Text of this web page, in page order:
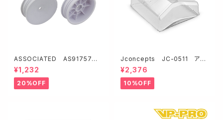
ASSOCIATED AS91757 2
WDバギー用スリムフロントホイ
ール2.2"【ホワイト/12mmHEX】
¥1,232
20%OFF
Jconcepts JC-0511 アソ
シB7用エアロアッパーウイング
¥2,376
10%OFF